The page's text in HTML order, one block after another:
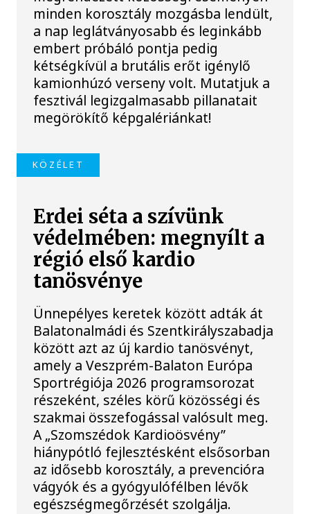
minden korosztály mozgásba lendült,
a nap leglátványosabb és leginkább
embert próbáló pontja pedig
kétségkívül a brutális erőt igénylő
kamionhúzó verseny volt. Mutatjuk a
fesztivál legizgalmasabb pillanatait
megörökítő képgalériánkat!
KÖZÉLET
Erdei séta a szívünk
védelmében: megnyílt a
régió első kardio
tanösvénye
Ünnepélyes keretek között adták át
Balatonalmádi és Szentkirályszabadja
között azt az új kardio tanösvényt,
amely a Veszprém-Balaton Európa
Sportrégiója 2026 programsorozat
részeként, széles körű közösségi és
szakmai összefogással valósult meg.
A „Szomszédok Kardioösvény”
hiánypótló fejlesztésként elsősorban
az idősebb korosztály, a prevencióra
vágyók és a gyógyulófélben lévők
egészségmegőrzését szolgálja.